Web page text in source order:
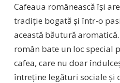
Cafeaua românească își
tradiție bogată și într-o
această băutură
român bate un loc special
cafea, care nu doar
întreține legături sociale și